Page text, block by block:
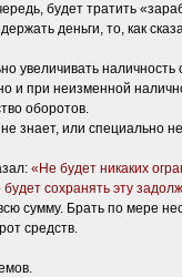
будет тратить
деньги, то, как
увеличивать
и при неизменной
оборотов.
знает, или специально
«Не будет никаких
будет сохранять эту
сумму. Брать по мере
средств.